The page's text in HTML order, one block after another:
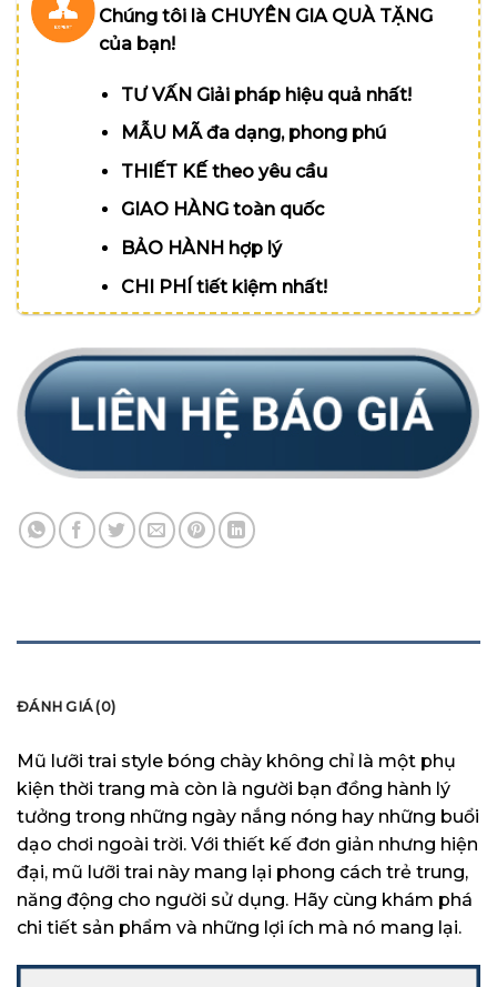
Chúng tôi là CHUYÊN GIA QUÀ TẶNG
của bạn!
TƯ VẤN Giải pháp hiệu quả nhất!
MẪU MÃ đa dạng, phong phú
THIẾT KẾ theo yêu cầu
GIAO HÀNG toàn quốc
BẢO HÀNH hợp lý
CHI PHÍ tiết kiệm nhất!
ĐÁNH GIÁ (0)
Mũ lưỡi trai style bóng chày không chỉ là một phụ
kiện thời trang mà còn là người bạn đồng hành lý
tưởng trong những ngày nắng nóng hay những buổi
dạo chơi ngoài trời. Với thiết kế đơn giản nhưng hiện
đại, mũ lưỡi trai này mang lại phong cách trẻ trung,
năng động cho người sử dụng. Hãy cùng khám phá
chi tiết sản phẩm và những lợi ích mà nó mang lại.